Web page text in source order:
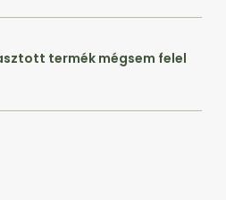
termék mégsem felel